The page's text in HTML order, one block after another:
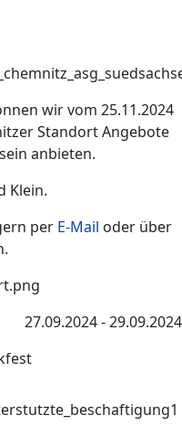
wir vom 25.11.2024
Standort Angebote
anbieten.
Klein.
per E-Mail oder über
27.09.2024 - 29.09.2024